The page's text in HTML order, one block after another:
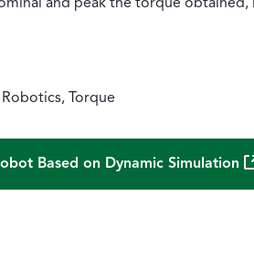
and peak the torque
Torque
Based on Dynamic Simulation